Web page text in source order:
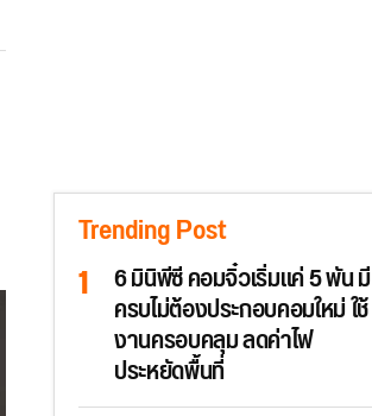
Trending Post
6 มินิพีซี คอมจิ๋วเริ่มแค่ 5 พัน มี
ครบไม่ต้องประกอบคอมใหม่ ใช้
งานครอบคลุม ลดค่าไฟ
ประหยัดพื้นที่